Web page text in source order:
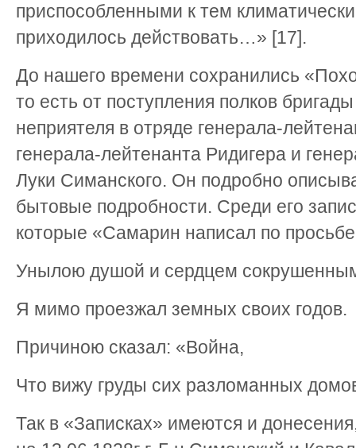
приспособленными к тем
приходилось действовать…» [17].
До нашего времени сохранились
то есть от поступления полков
неприятеля в отряде генерала-
генерала-лейтенанта Ридигера и
Луки Симанского. Он подробно
бытовые подробности. Среди его
которые «Самарин написал по
Унылою душой и сердцем
Я мимо проезжал земных своих годов.
Причиною сказал: «Война,
Что вижу груды сих разломанных
Так в «Записках» имеются и